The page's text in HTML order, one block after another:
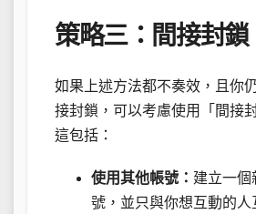
策略三：間接封鎖
如果上述方法都不奏效，且你
接封鎖，可以考慮使用「間接
這包括：
使用其他帳號： 建立一個
號，並只與你想互動的人